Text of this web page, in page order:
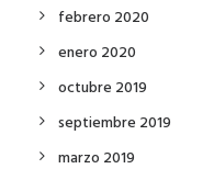
febrero 2020
enero 2020
octubre 2019
septiembre 2019
marzo 2019